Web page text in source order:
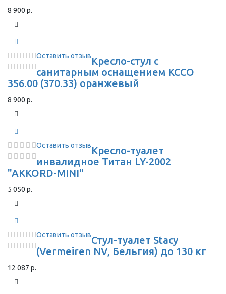
8 900 р.
Оставить отзывКресло-стул с
санитарным оснащением КССО
356.00 (370.33) оранжевый
8 900 р.
Оставить отзывКресло-туалет
инвалидное Титан LY-2002
"AKKORD-MINI"
5 050 р.
Оставить отзывСтул-туалет Stacy
(Vermeiren NV, Бельгия) до 130 кг
12 087 р.